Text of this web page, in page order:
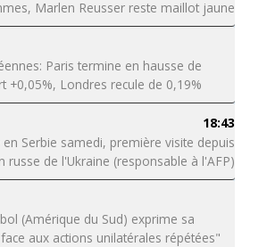
Marlen Reusser reste maillot jaune
Paris termine en hausse de
+0,05%, Londres recule de 0,19%
18:43
en Serbie samedi, première visite depuis
russe de l'Ukraine (responsable à l'AFP)
(Amérique du Sud) exprime sa
aux actions unilatérales répétées"